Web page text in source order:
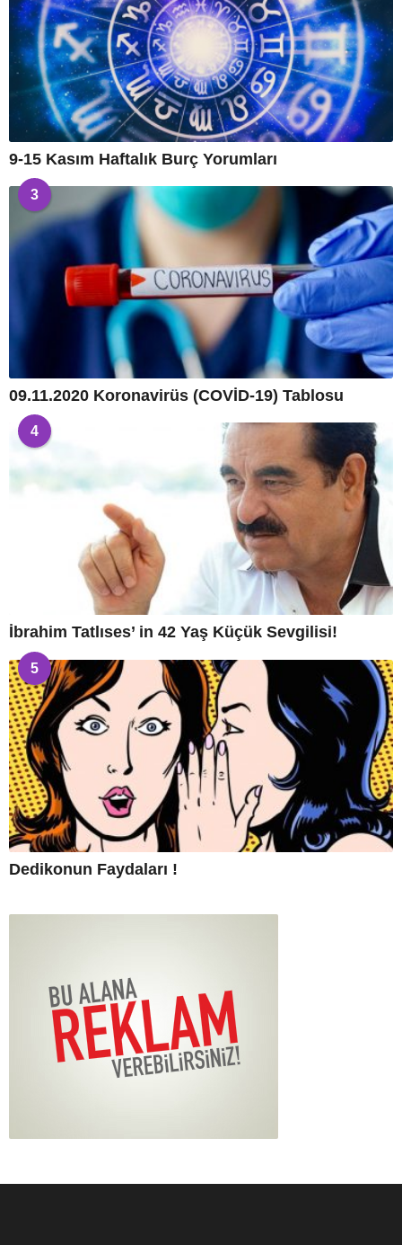
9-15 Kasım Haftalık Burç Yorumları
3
09.11.2020 Koronavirüs (COVİD-19) Tablosu
4
İbrahim Tatlıses’ in 42 Yaş Küçük Sevgilisi!
5
Dedikonun Faydaları !